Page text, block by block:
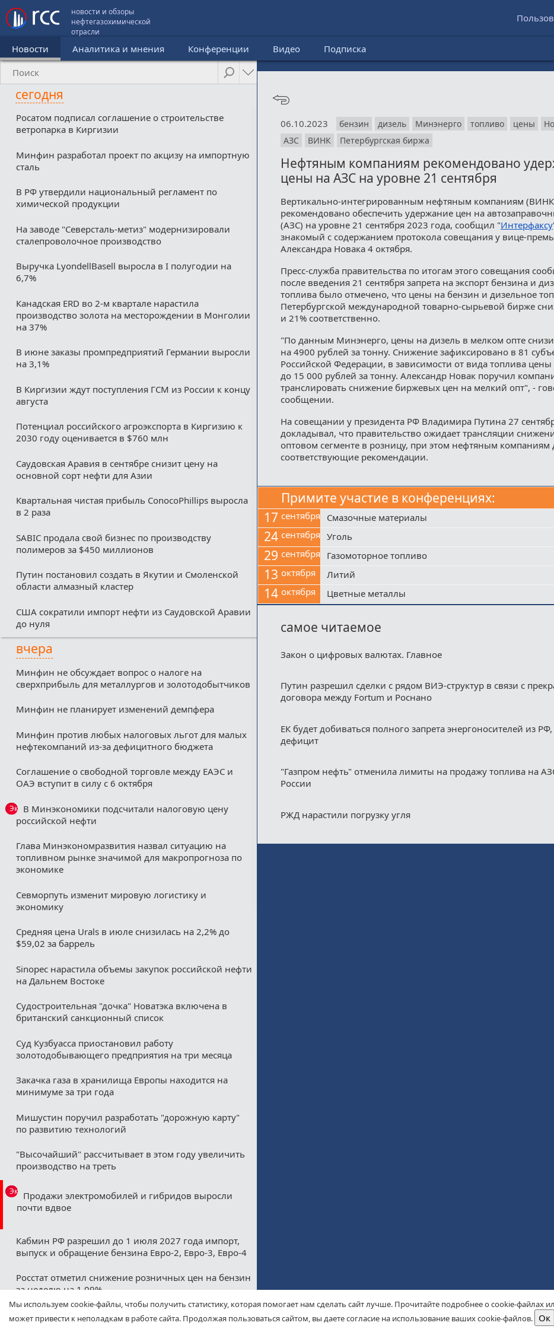
новости и обзоры
нефтегазохимической
отрасли
Новости Аналитика и мнения Конференции Видео Подписка
сегодня
Росатом подписал соглашение о строительстве
ветропарка в Киргизии
Минфин разработал проект по акцизу на импортную
сталь
В РФ утвердили национальный регламент по
химической продукции
На заводе "Северсталь-метиз" модернизировали
сталепроволочное производство
Выручка LyondellBasell выросла в I полугодии на
6,7%
Канадская ERD во 2-м квартале нарастила
производство золота на месторождении в Монголии
на 37%
В июне заказы промпредприятий Германии выросли
на 3,1%
В Киргизии ждут поступления ГСМ из России к концу
августа
Потенциал российского агроэкспорта в Киргизию к
2030 году оценивается в $760 млн
Саудовская Аравия в сентябре снизит цену на
основной сорт нефти для Азии
Квартальная чистая прибыль ConocoPhillips выросла
в 2 раза
SABIC продала свой бизнес по производству
полимеров за $450 миллионов
Путин постановил создать в Якутии и Смоленской
области алмазный кластер
США сократили импорт нефти из Саудовской Аравии
до нуля
вчера
Минфин не обсуждает вопрос о налоге на
сверхприбыль для металлургов и золотодобытчиков
Минфин не планирует изменений демпфера
Минфин против любых налоговых льгот для малых
нефтекомпаний из-за дефицитного бюджета
Соглашение о свободной торговле между ЕАЭС и
ОАЭ вступит в силу с 6 октября
Эксклюзив
В Минэкономики подсчитали налоговую цену
российской нефти
Глава Минэкономразвития назвал ситуацию на
топливном рынке значимой для макропрогноза по
экономике
Севморпуть изменит мировую логистику и
экономику
Средняя цена Urals в июле снизилась на 2,2% до
$59,02 за баррель
Sinopec нарастила объемы закупок российской нефти
на Дальнем Востоке
Судостроительная "дочка" Новатэка включена в
британский санкционный список
Суд Кузбуасса приостановил работу
золотодобывающего предприятия на три месяца
Закачка газа в хранилища Европы находится на
минимуме за три года
Мишустин поручил разработать "дорожную карту"
по развитию технологий
"Высочайший" рассчитывает в этом году увеличить
производство на треть
Эксклюзив
Продажи электромобилей и гибридов выросли
почти вдвое
Кабмин РФ разрешил до 1 июля 2027 года импорт,
выпуск и обращение бензина Евро-2, Евро-3, Евро-4
Росстат отметил снижение розничных цен на бензин
за неделю на 1,09%
Минфин назвал ожидаемые нефтегазовые
допдоходы бюджета в августе
06.10.2023 бензин дизель Минэнерго топливо цены
АЗС
ВИНК Петербургская биржа
Нефтяным компаниям рекомендовано
цены на АЗС на уровне 21 сентября
Вертикально-интегрированным нефтяным компаниям
рекомендовано обеспечить удержание цен на
(АЗС) на уровне 21 сентября 2023 года, сообщил "Интерфаксу
знакомый с содержанием протокола совещания у вице-
Александра Новака 4 октября.
Пресс-служба правительства по итогам этого совещания
после введения 21 сентября запрета на экспорт бензина и
топлива было отмечено, что цены на бензин и дизельное
Петербургской международной товарно-сырьевой бирже
и 21% соответственно.
"По данным Минэнерго, цены на дизель в мелком опте
на 4900 рублей за тонну. Снижение зафиксировано в 81
Российской Федерации, в зависимости от вида топлива цены
до 15 000 рублей за тонну. Александр Новак поручил
транслировать снижение биржевых цен на мелкий опт", -
сообщении.
На совещании у президента РФ Владимира Путина 27
докладывал, что правительство ожидает трансляции
оптовом сегменте в розницу, при этом нефтяным компаниям
соответствующие рекомендации.
Примите участие в конференциях:
17 сентября Смазочные материалы
24 сентября Уголь
29 сентября Газомоторное топливо
13 октября Литий
14 октября Цветные металлы
самое читаемое
Закон о цифровых валютах. Главное
Путин разрешил сделки с рядом ВИЭ-структур в связи с
договора между Fortum и Роснано
ЕК будет добиваться полного запрета энергоносителей из
дефицит
"Газпром нефть" отменила лимиты на продажу топлива на
России
РЖД нарастили погрузку угля
Мы используем cookie-файлы, чтобы получить статистику, которая помогает нам сделать сайт лучше. Прочитайте подробнее о cookie-файлах
может привести к неполадкам в работе сайта. Продолжая пользоваться сайтом, вы даете согласие на использование ваших cookie-файлов.